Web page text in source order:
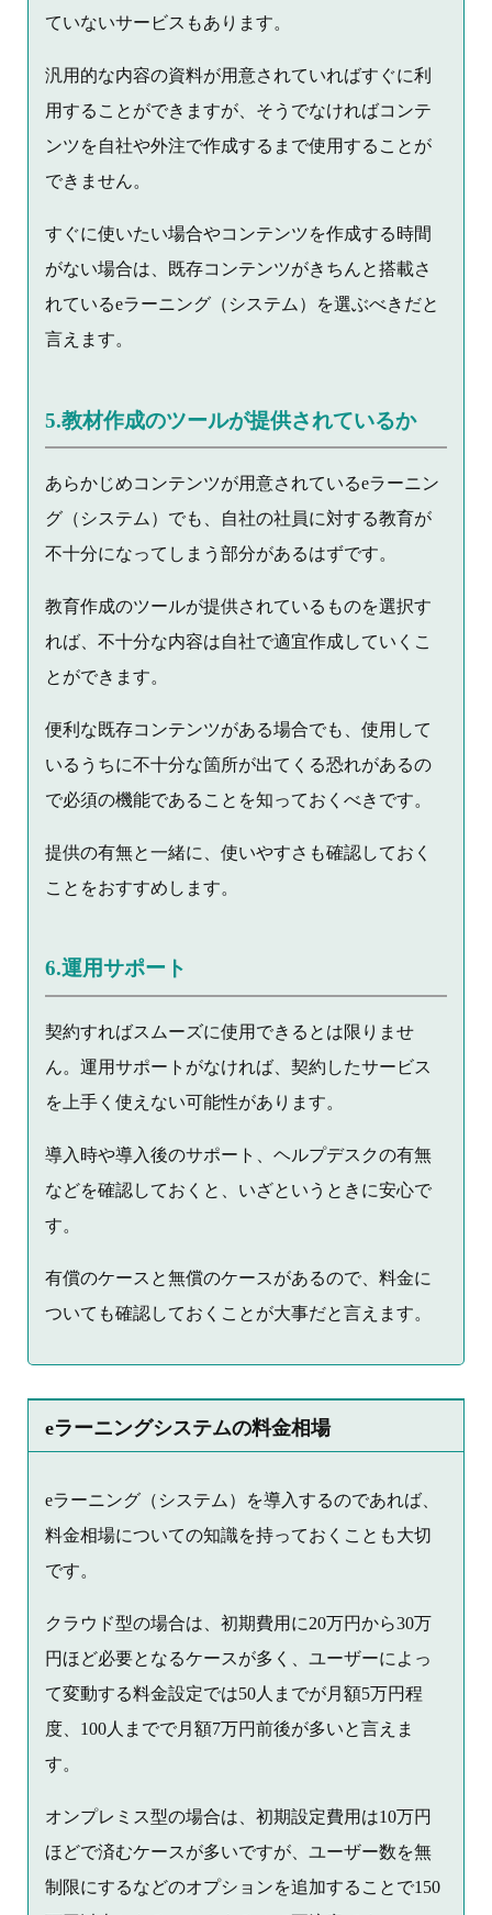
ていないサービスもあります。
汎用的な内容の資料が用意されていればすぐに利
用することができますが、そうでなければコンテ
ンツを自社や外注で作成するまで使用することが
できません。
すぐに使いたい場合やコンテンツを作成する時間
がない場合は、既存コンテンツがきちんと搭載さ
れているeラーニング（システム）を選ぶべきだと
言えます。
5.教材作成のツールが提供されているか
あらかじめコンテンツが用意されているeラーニン
グ（システム）でも、自社の社員に対する教育が
不十分になってしまう部分があるはずです。
教育作成のツールが提供されているものを選択す
れば、不十分な内容は自社で適宜作成していくこ
とができます。
便利な既存コンテンツがある場合でも、使用して
いるうちに不十分な箇所が出てくる恐れがあるの
で必須の機能であることを知っておくべきです。
提供の有無と一緒に、使いやすさも確認しておく
ことをおすすめします。
6.運用サポート
契約すればスムーズに使用できるとは限りませ
ん。運用サポートがなければ、契約したサービス
を上手く使えない可能性があります。
導入時や導入後のサポート、ヘルプデスクの有無
などを確認しておくと、いざというときに安心で
す。
有償のケースと無償のケースがあるので、料金に
ついても確認しておくことが大事だと言えます。
eラーニングシステムの料金相場
eラーニング（システム）を導入するのであれば、
料金相場についての知識を持っておくことも大切
です。
クラウド型の場合は、初期費用に20万円から30万
円ほど必要となるケースが多く、ユーザーによっ
て変動する料金設定では50人までが月額5万円程
度、100人までで月額7万円前後が多いと言えま
す。
オンプレミス型の場合は、初期設定費用は10万円
ほどで済むケースが多いですが、ユーザー数を無
制限にするなどのオプションを追加することで150